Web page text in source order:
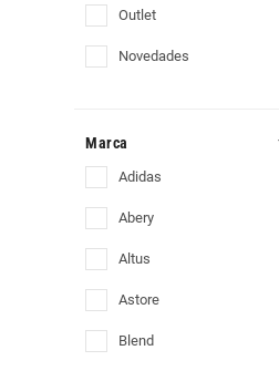
outlet
novedades
Marca
adidas
abery
altus
astore
blend